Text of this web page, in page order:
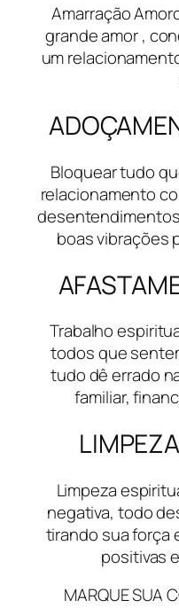
Amarração
grande amor ,
um
Bloquear tudo
relacionamento
boas vibrações
Trabalho
todos que
tudo dê errado
familiar,
Limpeza
negativa, todo
tirando sua força
positivas
MARQUE SUA